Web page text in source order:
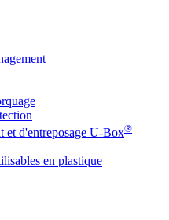
et d'entreposage U-Box®
en plastique